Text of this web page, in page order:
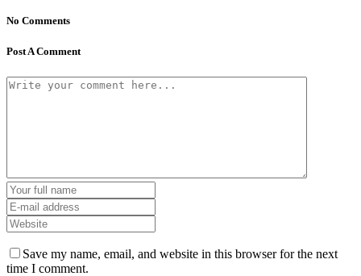
No Comments
Post A Comment
Save my name, email, and website in this browser for the next
time I comment.